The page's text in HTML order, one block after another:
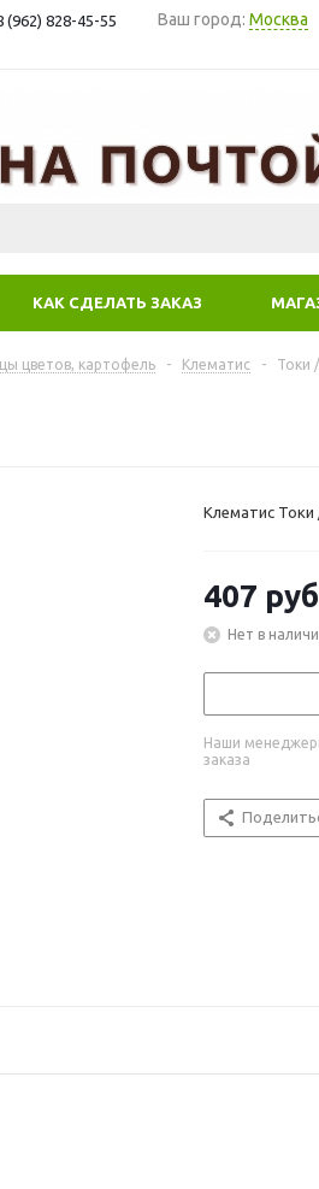
(962) 828-45-55 Ваш город: Москва
КАК СДЕЛАТЬ ЗАКАЗ
цветов, картофель - Клематис - Токи
Клематис
407
Нет в
Наши
заказа